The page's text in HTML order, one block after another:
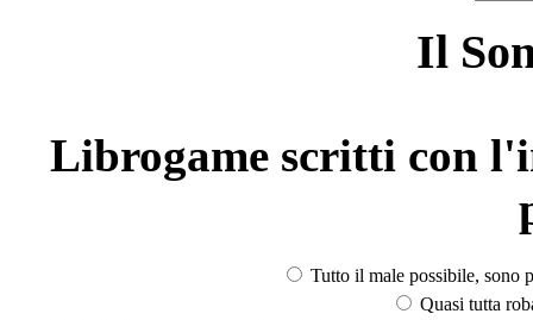
Il
Librogame scritti con
Tutto il male possibile, sono
Quasi tutta